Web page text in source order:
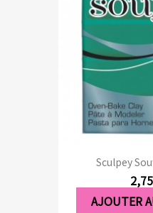
Sculpey
AJOUTER
